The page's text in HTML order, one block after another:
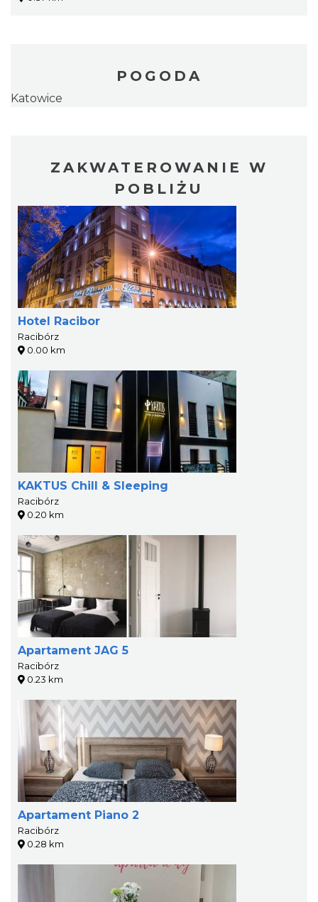
POGODA
Katowice
ZAKWATEROWANIE W
POBLIŻU
Hotel Racibor
Racibórz
0.00 km
KAKTUS Chill & Sleeping
Racibórz
0.20 km
Apartament JAG 5
Racibórz
0.23 km
Apartament Piano 2
Racibórz
0.28 km